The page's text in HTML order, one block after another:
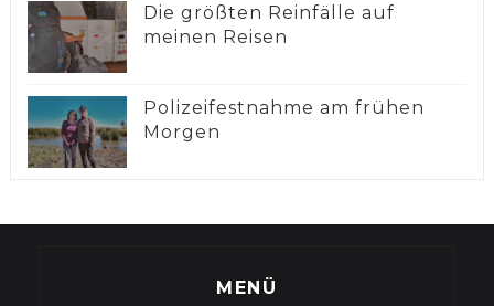
Die größten Reinfälle auf
meinen Reisen
Polizeifestnahme am frühen
Morgen
MENÜ